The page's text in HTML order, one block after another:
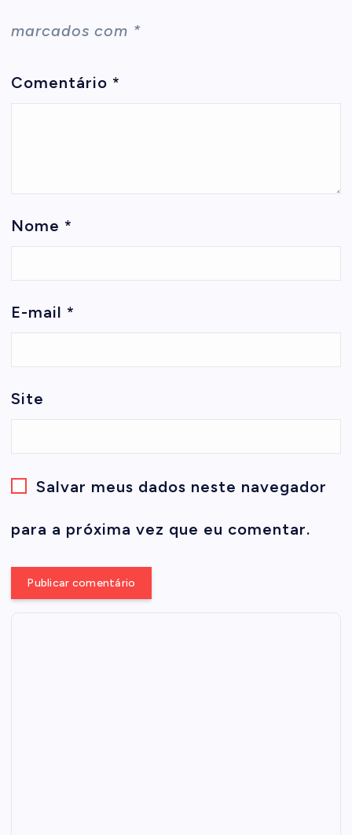
marcados com *
Comentário *
Nome *
E-mail *
Site
Salvar meus dados neste navegador
para a próxima vez que eu comentar.